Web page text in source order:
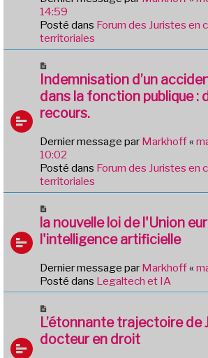
e
a
u
m
e
a
g
e
14:59
Posté dans Forum des Juristes en
territoriales
o
u
v
e
u
m
e
s
s
g
e
Indemnisation d’un
dans la fonction publique :
recours.
Dernier message par Markhoff«
10:02
Posté dans Forum des Juristes en
territoriales
o
u
v
a
u
s
s
la nouvelle loi de l'Union
l'intelligence artificielle
Dernier message par Markhoff«
Posté dans Legaltech et IA
o
u
v
L’étonnante trajectoire de
docteur en droit